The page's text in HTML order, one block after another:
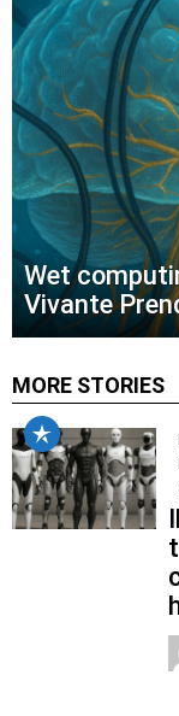
Wet
Vivante
MORE STORIES